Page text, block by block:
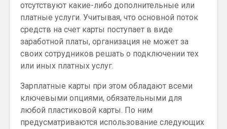
отсутствуют какие-либо дополнительные или
платные услуги. Учитывая, что основной поток
средств на счет карты поступает в виде
заработной платы, организация не может за
своих сотрудников решать о подключении тех
или иных платных услуг.
Зарплатные карты при этом обладают всеми
ключевыми опциями, обязательными для
любой пластиковой карты. По ним
предусматриваются использование следующих